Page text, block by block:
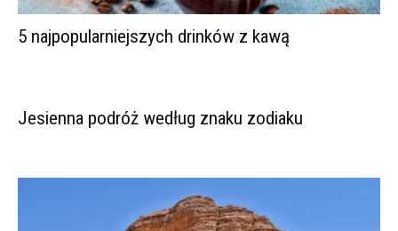
5 najpopularniejszych drinków z kawą
Jesienna podróż według znaku zodiaku